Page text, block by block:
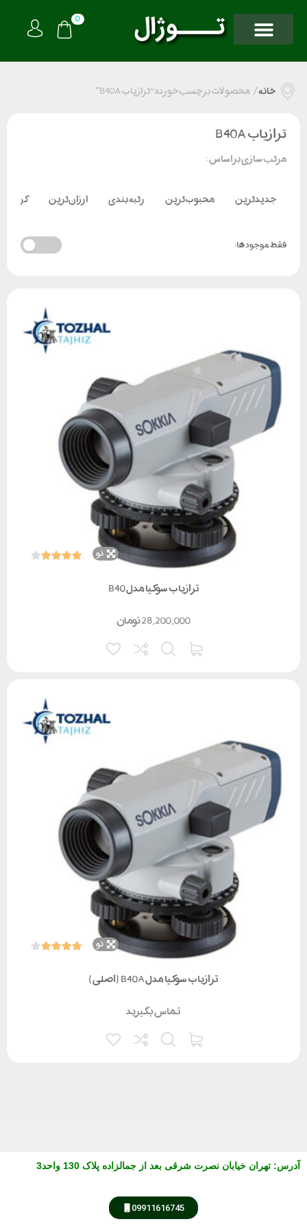
0
خانه/ محصولات برچسب خورده “ترازیاب B40A”
ترازیاب B40A
مرتب سازی بر اساس :
جدیدترین محبوب‌ترین رتبه بندی ارزان‌ترین
فقط موجود ها:
نو
ترازیاب سوکیا مدل B40
تومان28,200,000
نو
ترازیاب سوکیا مدل B40A (اصلی)
تماس بگیرید
آدرس: تهران خیابان نصرت شرقی بعد از جمالزاده پلاک 130 واحد3
09911616745